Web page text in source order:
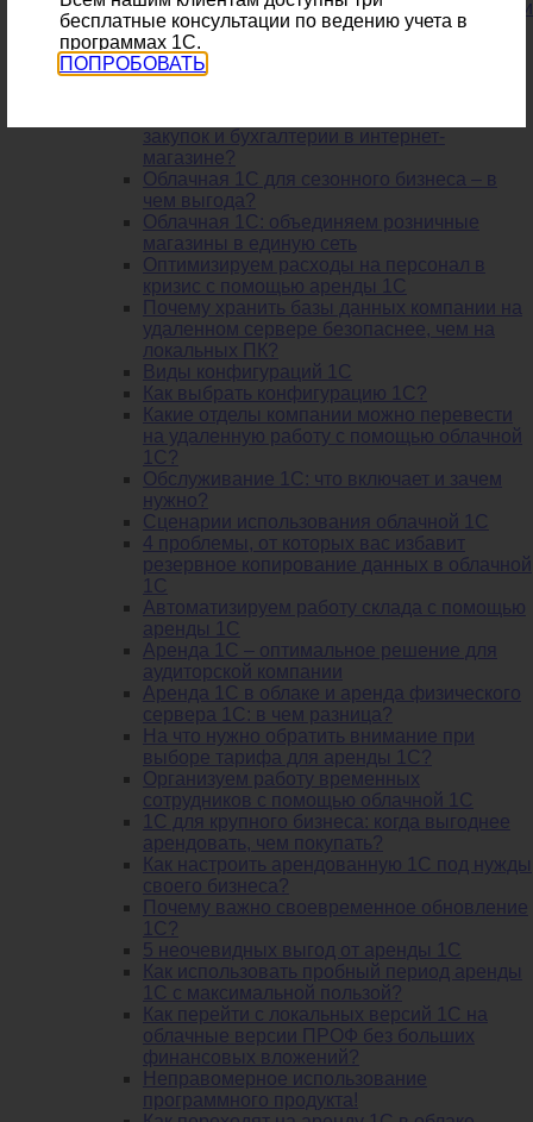
Учет материалов на предприятии: проводки
и документы
Удаленный отдел продаж: считаем выгоду
Я бухгалтер. Как мне получить
закупок и бухгалтерии в интернет-
магазине?
Облачная 1С для сезонного бизнеса – в
чем выгода?
Облачная 1С: объединяем розничные
магазины в единую сеть
Оптимизируем расходы на персонал в
кризис с помощью аренды 1С
Почему хранить базы данных компании на
удаленном сервере безопаснее, чем на
локальных ПК?
Виды конфигураций 1С
Как выбрать конфигурацию 1С?
Какие отделы компании можно перевести
на удаленную работу с помощью облачной
1С?
Обслуживание 1С: что включает и зачем
нужно?
Сценарии использования облачной 1С
4 проблемы, от которых вас избавит
резервное копирование данных в облачной
1С
Автоматизируем работу склада с помощью
аренды 1С
Аренда 1С – оптимальное решение для
аудиторской компании
Аренда 1С в облаке и аренда физического
сервера 1С: в чем разница?
На что нужно обратить внимание при
выборе тарифа для аренды 1С?
Организуем работу временных
сотрудников с помощью облачной 1С
1С для крупного бизнеса: когда выгоднее
арендовать, чем покупать?
Как настроить арендованную 1С под нужды
своего бизнеса?
Почему важно своевременное обновление
1С?
5 неочевидных выгод от аренды 1С
Как использовать пробный период аренды
1С с максимальной пользой?
Как перейти с локальных версий 1С на
облачные версии ПРОФ без больших
финансовых вложений?
Неправомерное использование
программного продукта!
бесплатные консультации по ведению учета в
программах 1С.
ПОПРОБОВАТЬ